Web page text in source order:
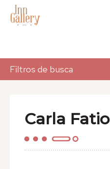
Arte
Eventos
Filtros de busca
Carla Fatio